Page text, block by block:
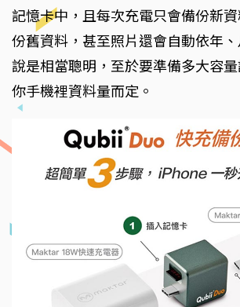
記憶卡中，且每次充電只會備份新
份舊資料，甚至照片還會自動依年
說是相當聰明，至於要準備多大容
你手機裡資料量而定。